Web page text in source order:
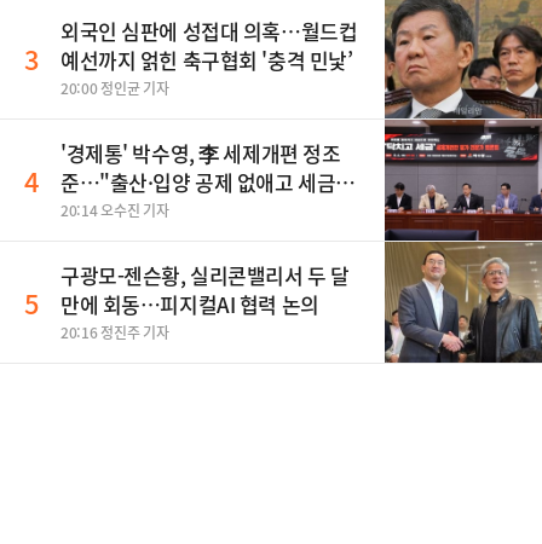
3
외국인 심판에 성접대 의혹…월드컵
예선까지 얽힌 축구협회 '충격 민낯’
20:00 정인균 기자
4
'경제통' 박수영, 李 세제개편 정조
준…"출산·입양 공제 없애고 세금폭
탄"
20:14 오수진 기자
5
구광모-젠슨황, 실리콘밸리서 두 달
만에 회동…피지컬AI 협력 논의
20:16 정진주 기자